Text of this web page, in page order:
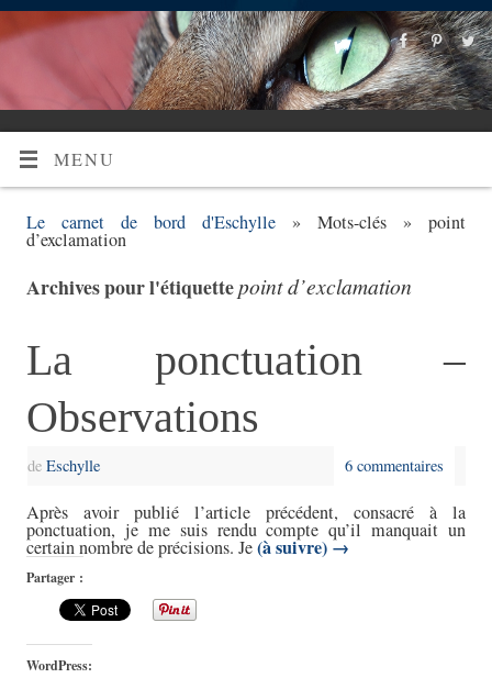
MENU
Le carnet de bord d'Eschylle » Mots-clés » point
d’exclamation
Archives pour l'étiquettepoint d’exclamation
La ponctuation –
Observations
deEschylle 6 commentaires
Après avoir publié l’article précédent, consacré à la
ponctuation, je me suis rendu compte qu’il manquait un
certain nombre de précisions. Je(à suivre) →
Partager :
WordPress: